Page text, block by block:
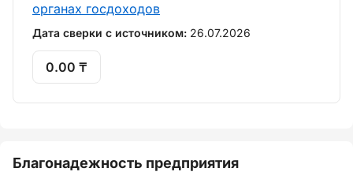
органах госдоходов
Дата сверки с источником: 26.07.2026
0.00 ₸
Благонадежность предприятия